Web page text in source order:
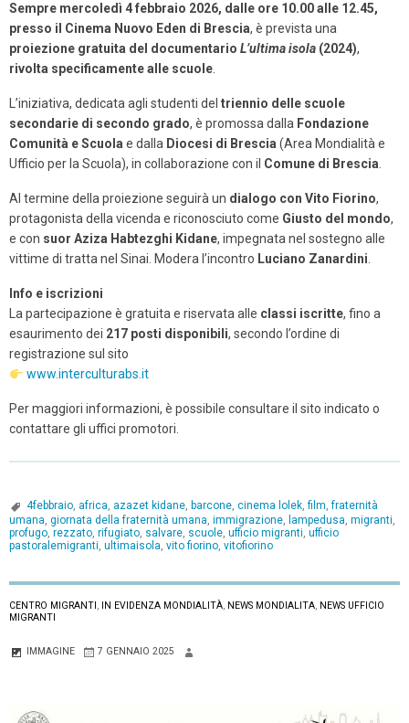
Sempre mercoledì 4 febbraio 2026, dalle ore 10.00 alle 12.45,
presso il Cinema Nuovo Eden di Brescia, è prevista una
proiezione gratuita del documentario L’ultima isola (2024),
rivolta specificamente alle scuole.
L’iniziativa, dedicata agli studenti del triennio delle scuole
secondarie di secondo grado, è promossa dalla Fondazione
Comunità e Scuola e dalla Diocesi di Brescia (Area Mondialità e
Ufficio per la Scuola), in collaborazione con il Comune di Brescia.
Al termine della proiezione seguirà un dialogo con Vito Fiorino,
protagonista della vicenda e riconosciuto come Giusto del mondo,
e con suor Aziza Habtezghi Kidane, impegnata nel sostegno alle
vittime di tratta nel Sinai. Modera l’incontro Luciano Zanardini.
Info e iscrizioni
La partecipazione è gratuita e riservata alle classi iscritte, fino a
esaurimento dei 217 posti disponibili, secondo l’ordine di
registrazione sul sito
www.interculturabs.it
Per maggiori informazioni, è possibile consultare il sito indicato o
contattare gli uffici promotori.
4febbraio, africa, azazet kidane, barcone, cinema lolek,film,fraternità
umana, giornata della fraternità umana, immigrazione, lampedusa, migranti,
profugo, rezzato, rifugiato, salvare, scuole, ufficio migranti, ufficio
pastoralemigranti, ultimaisola, vito fiorino, vitofiorino
CENTRO MIGRANTI , IN EVIDENZA MONDIALITÀ, NEWS MONDIALITA, NEWS UFFICIO
MIGRANTI
IMMAGINE 7 GENNAIO 2025